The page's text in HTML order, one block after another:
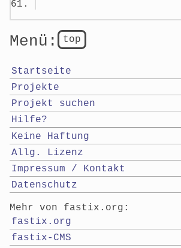
top
Menü:
Startseite
Projekte
Projekt suchen
Hilfe?
Keine Haftung
Allg. Lizenz
Impressum / Kontakt
Datenschutz
Mehr von fastix.org:
fastix.org
fastix-CMS